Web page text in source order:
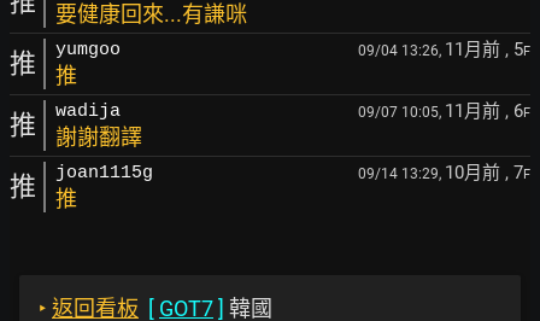
要健康回來...有謙咪
推 yumgoo 09/04 13:26, 11月前 , 5F
推
推 wadija 09/07 10:05, 11月前 , 6F
謝謝翻譯
推 joan1115g 09/14 13:29, 10月前 , 7F
推
‣ 返回看板 [ GOT7] 韓國